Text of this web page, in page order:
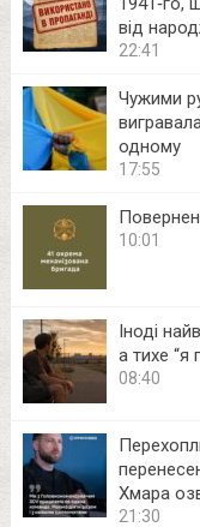
від
22:41
Чужими
одному
17:55
10:01
Іноді
а тихе “я
08:40
Хмара
21:30